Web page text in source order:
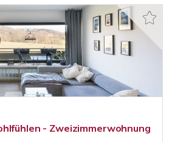
- Zweizimmerwohnung